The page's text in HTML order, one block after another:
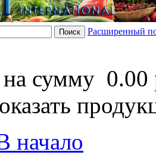
Расширенный
сумму 0.00
начало